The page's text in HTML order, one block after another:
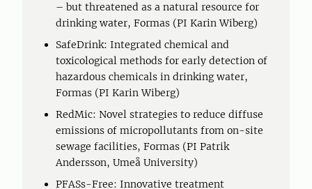
– but threatened as a natural resource for
drinking water, Formas (PI Karin Wiberg)
SafeDrink: Integrated chemical and
toxicological methods for early detection of
hazardous chemicals in drinking water,
Formas (PI Karin Wiberg)
RedMic: Novel strategies to reduce diffuse
emissions of micropollutants from on-site
sewage facilities, Formas (PI Patrik
Andersson, Umeå University)
PFASs-Free: Innovative treatment